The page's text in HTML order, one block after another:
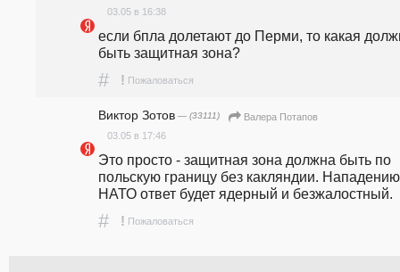
03.05 в 16:38
если бпла долетают до Перми, то какая
быть защитная зона?
# ! Пожаловаться
Виктор Зотов — (33111)
Валера Потапов
03.05 в 17:46
Это просто - защитная зона должна быть по
польскую границу без какляндии. Нападению
НАТО ответ будет ядерный и безжалостный.
# ! Пожаловаться